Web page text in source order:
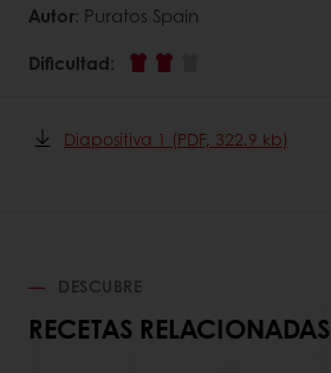
Autor: Puratos Spain
Dificultad:
Diapositiva 1 (PDF, 322.9 kb)
DESCUBRE
RECETAS RELACIONADAS